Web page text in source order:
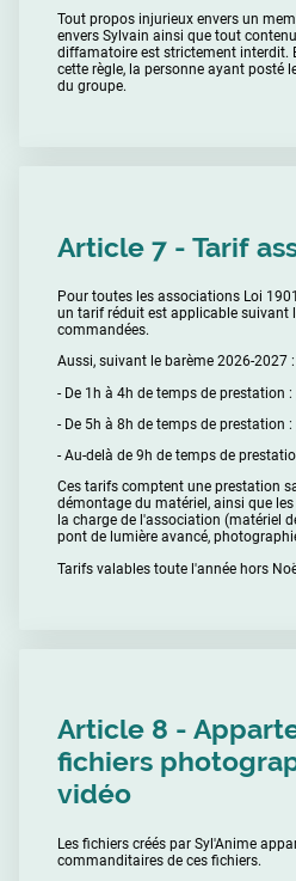
Tout propos injurieux envers un
envers Sylvain ainsi que tout
diffamatoire est strictement interdit.
cette règle, la personne ayant posté
du groupe.
Article 7 - Tarif
Pour toutes les associations Loi
un tarif réduit est applicable suivant
commandées.
Aussi, suivant le barème 2026-2027 :
- De 1h à 4h de temps de prestation
- De 5h à 8h de temps de prestation
- Au-delà de 9h de temps de
Ces tarifs comptent une prestation
démontage du matériel, ainsi que
la charge de l'association (matériel
pont de lumière avancé,
Tarifs valables toute l'année hors
Article 8 -
fichiers
vidéo
Les fichiers créés par Syl'Anime
commanditaires de ces fichiers.